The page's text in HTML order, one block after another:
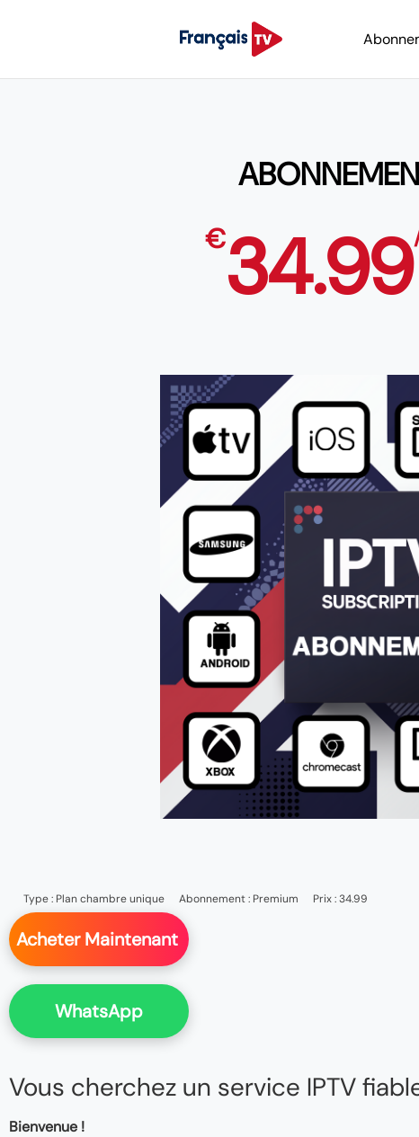
€34.99
Type : Plan chambre unique Abonnement : Premium Prix : 34.99
Acheter Maintenant
WhatsApp
Vous cherchez un service IPTV
Bienvenue !